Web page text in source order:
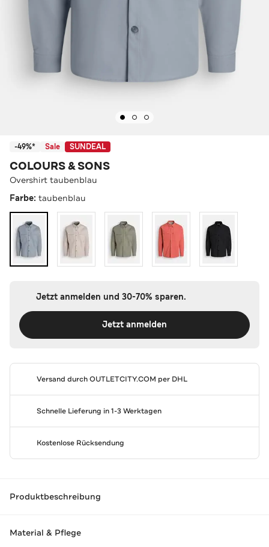
-49%* Sale SUNDEAL
COLOURS & SONS
Overshirt taubenblau
Farbe: taubenblau
Jetzt anmelden und 30-70% sparen.
Jetzt anmelden
Versand durchOUTLETCITY.COM per DHL
Schnelle Lieferung in 1-3 Werktagen
Kostenlose Rücksendung
Produktbeschreibung
Material & Pflege